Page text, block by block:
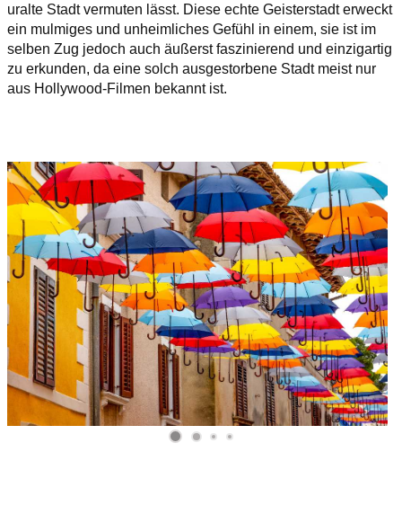
uralte Stadt vermuten lässt. Diese echte Geisterstadt erweckt
ein mulmiges und unheimliches Gefühl in einem, sie ist im
selben Zug jedoch auch äußerst faszinierend und einzigartig
zu erkunden, da eine solch ausgestorbene Stadt meist nur
aus Hollywood-Filmen bekannt ist.